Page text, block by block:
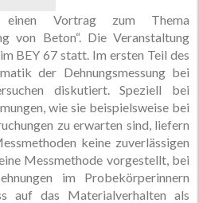
einen Vortrag zum Thema
von Beton“. Die Veranstaltung
BEY 67 statt. Im ersten Teil des
der Dehnungsmessung bei
diskutiert. Speziell bei
wie sie beispielsweise bei
zu erwarten sind, liefern
keine zuverlässigen
Messmethode vorgestellt, bei
im Probekörperinnern
auf das Materialverhalten als